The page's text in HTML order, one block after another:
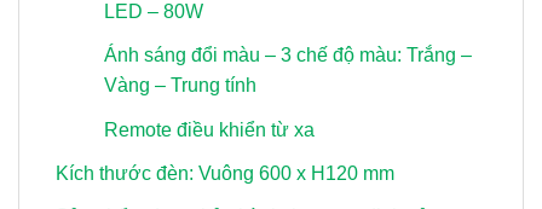
LED – 80W
Ánh sáng đổi màu – 3 chế độ màu: Trắng –
Vàng – Trung tính
Remote điều khiển từ xa
Kích thước đèn: Vuông 600 x H120 mm